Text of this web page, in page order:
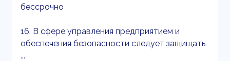
бессрочно
16. В сфере управления предприятием и
обеспечения безопасности следует защищать
...